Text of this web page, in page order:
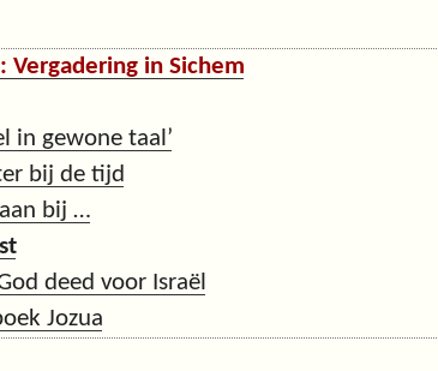
Vergadering in Sichem
in gewone taal’
bij de tijd
bij …
deed voor Israël
Jozua